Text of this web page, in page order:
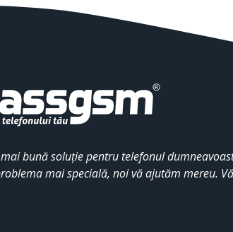
bună soluție pentru telefonul
mai specială, noi vă ajutăm mereu.